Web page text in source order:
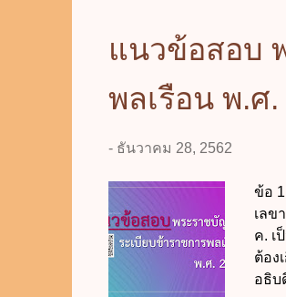
แนวข้อสอบ
พลเรือน พ.ศ
- ธันวาคม 28, 2562
ข้อ
เลข
ค. เ
ต้อง
อธิบ